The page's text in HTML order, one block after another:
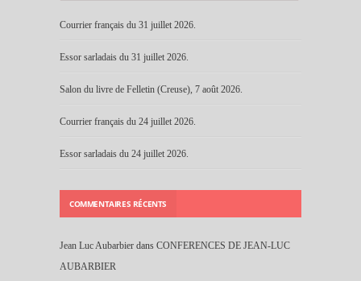
Courrier français du 31 juillet 2026.
Essor sarladais du 31 juillet 2026.
Salon du livre de Felletin (Creuse), 7 août 2026.
Courrier français du 24 juillet 2026.
Essor sarladais du 24 juillet 2026.
COMMENTAIRES RÉCENTS
Jean Luc Aubarbier dans CONFERENCES DE JEAN-LUC
AUBARBIER